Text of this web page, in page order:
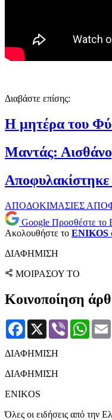
Διαβάστε επίσης:
Η μητέρα του
Μαντάς:
ΑΠΟΔΟΚΙΜΑΣΙΕΣ
Google Προσθέστε το
Ακολουθήστε το ENIKOS
ΔΙΑΦΗΜΙΣΗ
ΜΟΙΡΑΣΟΥ ΤΟ
Κοινοποίηση
Facebook
X Viber
ΔΙΑΦΗΜΙΣΗ
ΔΙΑΦΗΜΙΣΗ
ENIKOS
Όλες οι ειδήσεις από την